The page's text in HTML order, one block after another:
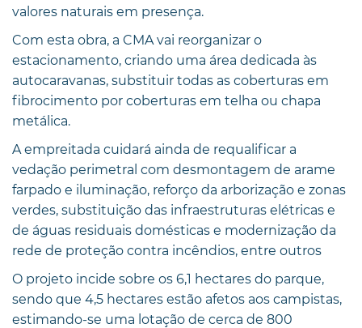
valores naturais em presença.
Com esta obra, a CMA vai reorganizar o
estacionamento, criando uma área dedicada às
autocaravanas, substituir todas as coberturas em
fibrocimento por coberturas em telha ou chapa
metálica.
A empreitada cuidará ainda de requalificar a
vedação perimetral com desmontagem de arame
farpado e iluminação, reforço da arborização e zonas
verdes, substituição das infraestruturas elétricas e
de águas residuais domésticas e modernização da
rede de proteção contra incêndios, entre outros
O projeto incide sobre os 6,1 hectares do parque,
sendo que 4,5 hectares estão afetos aos campistas,
estimando-se uma lotação de cerca de 800